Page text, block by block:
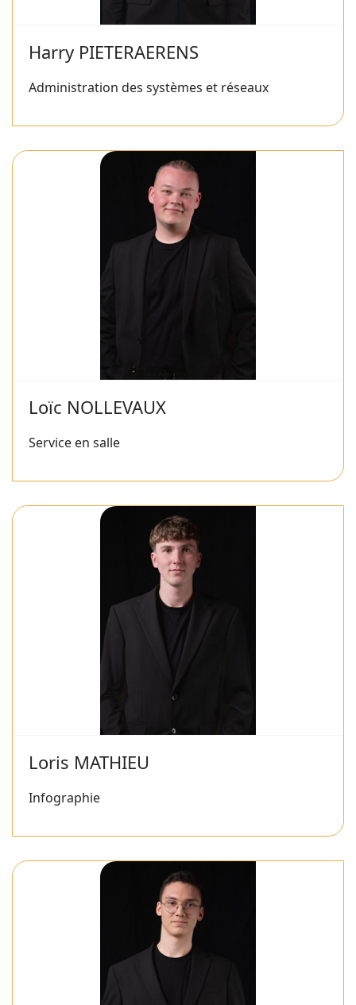
Harry PIETERAERENS
Administration des systèmes et réseaux
Loïc NOLLEVAUX
Service en salle
Loris MATHIEU
Infographie